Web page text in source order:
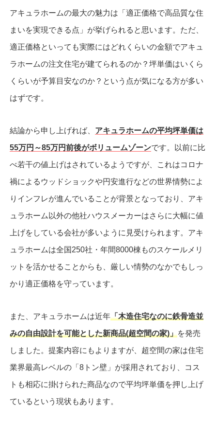
アキュラホームの最大の魅力は「適正価格で高品質な住
まいを実現できる点」が挙げられると思います。ただ、
適正価格といっても実際にはどれくらいの金額でアキュ
ラホームの注文住宅が建てられるのか？坪単価はいくら
くらいが予算目安なのか？という点が気になる方が多い
はずです。
結論から申し上げれば、 アキュラホームの平均坪単価は
55万円～85万円前後がボリュームゾーンです。以前に比
べ若干の値上げはされているようですが、これはコロナ
禍によるウッドショックや円安進行などの世界情勢によ
りインフレが進んでいることが背景となっており、アキ
ュラホーム以外の他社ハウスメーカーはさらに大幅に値
上げをしている会社が多いように見受けられます。アキ
ュラホームは全国250社・年間8000棟ものスケールメリ
ットを活かせることからも、厳しい情勢のなかでもしっ
かり適正価格を守っています。
また、アキュラホームは近年「木造住宅なのに鉄骨造並
みの自由設計を可能とした新商品(超空間の家)」を発売
しました。提案内容にもよりますが、超空間の家は住宅
業界最高レベルの「8トン壁」が採用されており、コス
トも相応に掛けられた商品なので平均坪単価を押し上げ
ているという現状もあります。